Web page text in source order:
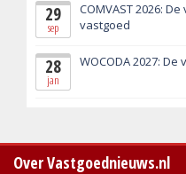
29
sep
COMVAST 2026:
vastgoed
28
jan
WOCODA 2027:
Over Vastgoednieuws.nl